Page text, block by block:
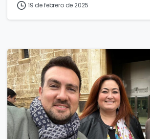
19 de febrero de 2025